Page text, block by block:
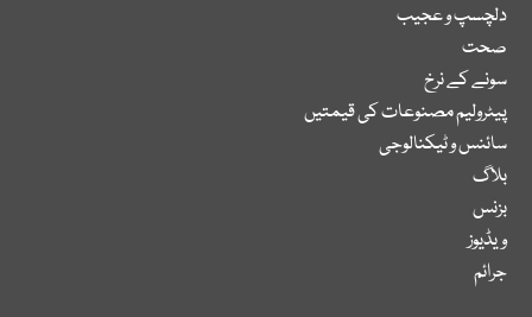
دلچسپ و عجیب
صحت
سونے کے نرخ
پیٹرولیم مصنوعات کی قیمتیں
سائنس و ٹیکنالوجی
بلاگ
بزنس
ویڈیوز
جرائم